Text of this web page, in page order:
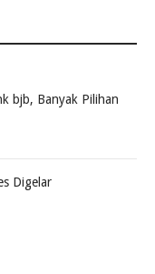
bjb, Banyak Pilihan
Digelar